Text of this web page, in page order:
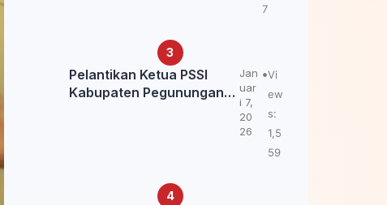
7
Pelantikan Ketua PSSI
Kabupaten Pegunungan
Jan
uar
i 7,
20
26
Vi
ew
s:
1,5
59